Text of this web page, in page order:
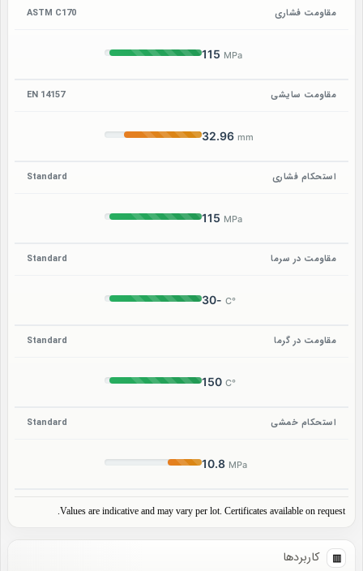
مقاومت فشاری
115 MPa
ASTM C170
مقاومت سایشی
32.96 mm
EN 14157
استحکام فشاری
115 MPa
Standard
مقاومت در سرما
-30 °C
Standard
مقاومت در گرما
150 °C
Standard
استحکام خمشی
10.8 MPa
Standard
Values are indicative and may vary per lot. Certificates available on request.
کاربردها